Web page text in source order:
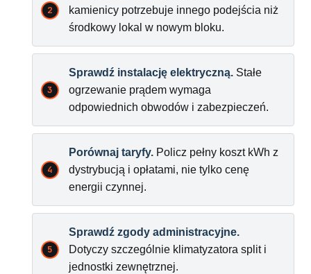
kamienicy potrzebuje innego podejścia niż
środkowy lokal w nowym bloku.
Sprawdź instalację elektryczną. Stałe
ogrzewanie prądem wymaga
odpowiednich obwodów i zabezpieczeń.
Porównaj taryfy. Policz pełny koszt kWh z
dystrybucją i opłatami, nie tylko cenę
energii czynnej.
Sprawdź zgody administracyjne.
Dotyczy szczególnie klimatyzatora split i
jednostki zewnętrznej.